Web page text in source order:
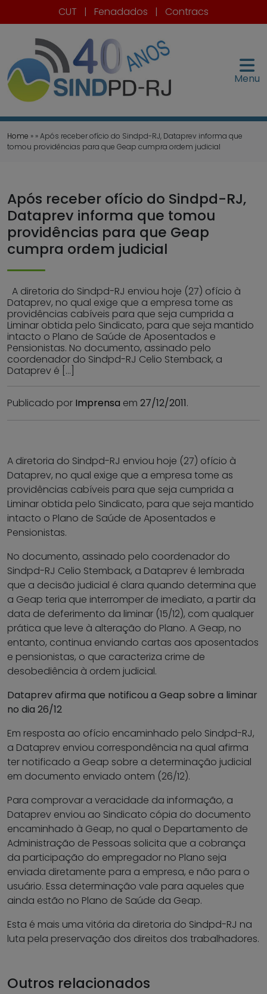
CUT | Fenadados | Contracs
Menu
Home » » Após receber ofício do Sindpd-RJ, Dataprev informa que
tomou providências para que Geap cumpra ordem judicial
Após receber ofício do Sindpd-RJ,
Dataprev informa que tomou
providências para que Geap
cumpra ordem judicial
A diretoria do Sindpd-RJ enviou hoje (27) ofício à
Dataprev, no qual exige que a empresa tome as
providências cabíveis para que seja cumprida a
Liminar obtida pelo Sindicato, para que seja mantido
intacto o Plano de Saúde de Aposentados e
Pensionistas. No documento, assinado pelo
coordenador do Sindpd-RJ Celio Stemback, a
Dataprev é […]
Publicado por Imprensa em 27/12/2011.
A diretoria do Sindpd-RJ enviou hoje (27) ofício à
Dataprev, no qual exige que a empresa tome as
providências cabíveis para que seja cumprida a
Liminar obtida pelo Sindicato, para que seja mantido
intacto o Plano de Saúde de Aposentados e
Pensionistas.
No documento, assinado pelo coordenador do
Sindpd-RJ Celio Stemback, a Dataprev é lembrada
que a decisão judicial é clara quando determina que
a Geap teria que interromper de imediato, a partir da
data de deferimento da liminar (15/12), com qualquer
prática que leve à alteração do Plano. A Geap, no
entanto, continua enviando cartas aos aposentados
e pensionistas, o que caracteriza crime de
desobediência à ordem judicial.
Dataprev afirma que notificou a Geap sobre a liminar
no dia 26/12
Em resposta ao ofício encaminhado pelo Sindpd-RJ,
a Dataprev enviou correspondência na qual afirma
ter notificado a Geap sobre a determinação judicial
em documento enviado ontem (26/12).
Para comprovar a veracidade da informação, a
Dataprev enviou ao Sindicato cópia do documento
encaminhado à Geap, no qual o Departamento de
Administração de Pessoas solicita que a cobrança
da participação do empregador no Plano seja
enviada diretamente para a empresa, e não para o
usuário. Essa determinação vale para aqueles que
ainda estão no Plano de Saúde da Geap.
Esta é mais uma vitória da diretoria do Sindpd-RJ na
luta pela preservação dos direitos dos trabalhadores.
Outros relacionados